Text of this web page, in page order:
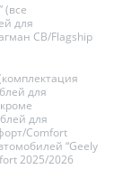
(все
для
СВ/Flagship
для
для
Comfort
“Geely
2025/2026